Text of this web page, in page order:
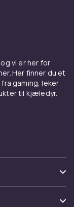
vi er her for
Her finner du et
gaming, leker
til kjæledyr.